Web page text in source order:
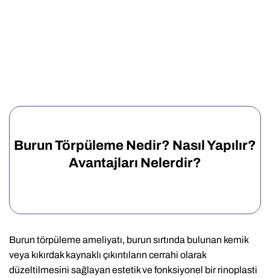
Burun Törpüleme Nedir? Nasıl Yapılır?
Avantajları Nelerdir?
Burun törpüleme ameliyatı, burun sırtında bulunan kemik
veya kıkırdak kaynaklı çıkıntıların cerrahi olarak
düzeltilmesini sağlayan estetik ve fonksiyonel bir rinoplasti